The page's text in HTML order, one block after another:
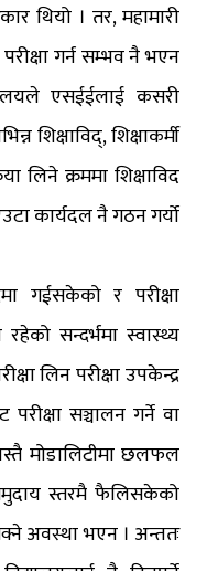
थियो । तर, महामारी
गर्न सम्भव नै भएन
एसईईलाई कसरी
शिक्षाविद्, शिक्षाकर्मी
लिने क्रममा शिक्षाविद
कार्यदल नै गठन गर्यो
गईसकेको र परीक्षा
सन्दर्भमा स्वास्थ्य
लिन परीक्षा उपकेन्द्र
सञ्चालन गर्ने वा
मोडालिटीमा छलफल
स्तरमै फैलिसकेको
अवस्था भएन । अन्ततः